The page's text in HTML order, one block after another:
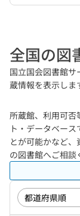
全国の図
国立国会図書館
蔵情報を表示しま
所蔵館、利用可否
ト・データベー
とが可能かなど
の図書館へご相談